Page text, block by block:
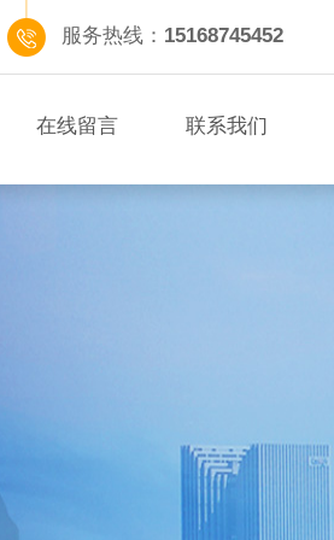
服务热线： 15168745452
在线留言 联系我们